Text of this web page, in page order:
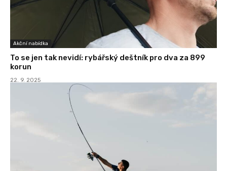
Akční nabídka
To se jen tak nevidí: rybářský deštník pro dva za 899
korun
22. 9. 2025